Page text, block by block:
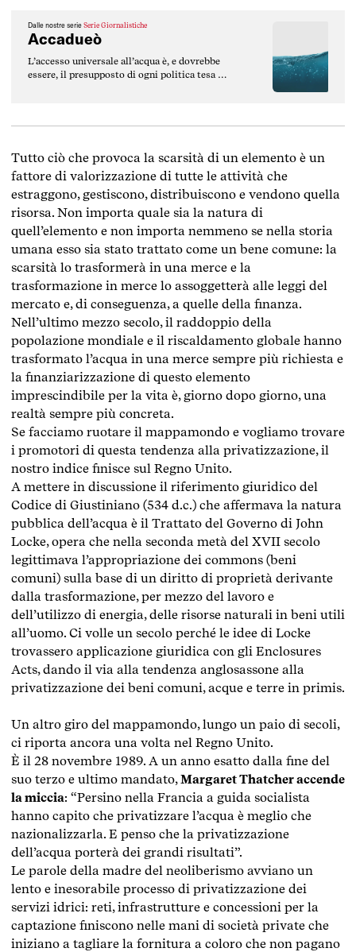
Dalle nostre serie Serie Giornalistiche
Accadueò
L’accesso universale all’acqua è, e dovrebbe
essere, il presupposto di ogni politica tesa a
Tutto ciò che provoca la scarsità di un elemento è un
fattore di valorizzazione di tutte le attività che
estraggono, gestiscono, distribuiscono e vendono quella
risorsa. Non importa quale sia la natura di
quell’elemento e non importa nemmeno se nella storia
umana esso sia stato trattato come un bene comune: la
scarsità lo trasformerà in una merce e la
trasformazione in merce lo assoggetterà alle leggi del
mercato e, di conseguenza, a quelle della finanza.
Nell’ultimo mezzo secolo, il raddoppio della
popolazione mondiale e il riscaldamento globale hanno
trasformato l’acqua in una merce sempre più richiesta e
la finanziarizzazione di questo elemento
imprescindibile per la vita è, giorno dopo giorno, una
realtà sempre più concreta.
Se facciamo ruotare il mappamondo e vogliamo trovare
i promotori di questa tendenza alla privatizzazione, il
nostro indice finisce sul Regno Unito.
A mettere in discussione il riferimento giuridico del
Codice di Giustiniano (534 d.c.) che affermava la natura
pubblica dell’acqua è il Trattato del Governo di John
Locke, opera che nella seconda metà del XVII secolo
legittimava l’appropriazione dei commons (beni
comuni) sulla base di un diritto di proprietà derivante
dalla trasformazione, per mezzo del lavoro e
dell’utilizzo di energia, delle risorse naturali in beni utili
all’uomo. Ci volle un secolo perché le idee di Locke
trovassero applicazione giuridica con gli Enclosures
Acts, dando il via alla tendenza anglosassone alla
privatizzazione dei beni comuni, acque e terre in primis.
Un altro giro del mappamondo, lungo un paio di secoli,
ci riporta ancora una volta nel Regno Unito.
È il 28 novembre 1989. A un anno esatto dalla fine del
suo terzo e ultimo mandato,Margaret Thatcher accende
la miccia: “Persino nella Francia a guida socialista
hanno capito che privatizzare l’acqua è meglio che
nazionalizzarla. E penso che la privatizzazione
dell’acqua porterà dei grandi risultati”.
Le parole della madre del neoliberismo avviano un
lento e inesorabile processo di privatizzazione dei
servizi idrici: reti, infrastrutture e concessioni per la
captazione finiscono nelle mani di società private che
iniziano a tagliare la fornitura a coloro che non pagano